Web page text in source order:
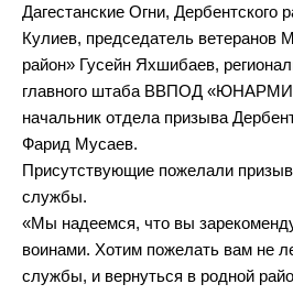
Дагестанские Огни, Дербентского
Кулиев, председатель ветеранов
район» Гусейн Яхшибаев,
главного штаба ВВПОД
начальник отдела призыва
Фарид Мусаев.
Присутствующие пожелали
службы.
«Мы надеемся, что вы
воинами. Хотим пожелать вам не
службы, и вернуться в родной